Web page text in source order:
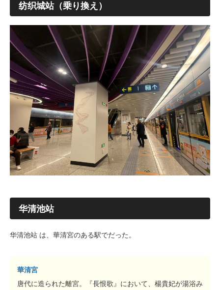
纺织城站（乗り換え）
华清池站
华清池站 は、華清宮のある駅でだった。
華清宮
唐代に造られた離宮。『長恨歌』において、楊貴妃が湯浴み